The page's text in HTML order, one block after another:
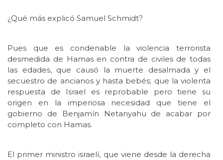
¿Qué más explicó Samuel Schmidt?
Pues que es condenable la violencia terrorista
desmedida de Hamas en contra de civiles de todas
las edades, que causó la muerte desalmada y el
secuestro de ancianos y hasta bebés; que la violenta
respuesta de Israel es reprobable pero tiene su
origen en la imperiosa necesidad que tiene el
gobierno de Benjamín Netanyahu de acabar por
completo con Hamas.
El primer ministro israelí, que viene desde la derecha